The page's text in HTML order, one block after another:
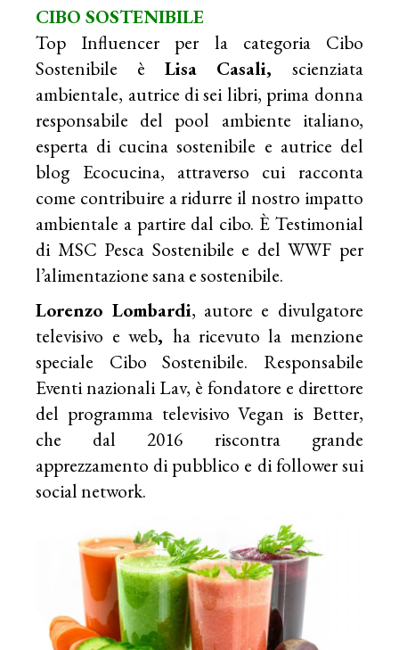
CIBO SOSTENIBILE
Top Influencer per la categoria Cibo
Sostenibile è Lisa Casali, scienziata
ambientale, autrice di sei libri, prima donna
responsabile del pool ambiente italiano,
esperta di cucina sostenibile e autrice del
blog Ecocucina, attraverso cui racconta
come contribuire a ridurre il nostro impatto
ambientale a partire dal cibo. È Testimonial
di MSC Pesca Sostenibile e del WWF per
l’alimentazione sana e sostenibile.
Lorenzo Lombardi, autore e divulgatore
televisivo e web, ha ricevuto la menzione
speciale Cibo Sostenibile. Responsabile
Eventi nazionali Lav, è fondatore e direttore
del programma televisivo Vegan is Better,
che dal 2016 riscontra grande
apprezzamento di pubblico e di follower sui
social network.